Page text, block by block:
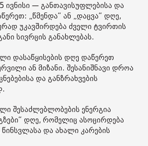
ივნისი — განთავისუფლებისა და
„წმენდა“ ან „დაცვა“ დღე,
უკავშირდება ძველი ტვირთის
სივრცის განახლებას.
დასაწყისების დღე დაწერეთ
ან მიზანი. შესანიშნავი დროა
და განზრახვების
შესაძლებლობების ენერგია
დღე, რომელიც ასოცირდება
და ახალი კარების